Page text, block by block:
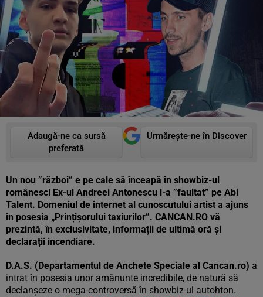
Adaugă-ne ca sursă
preferată
Urmărește-ne în Discover
Un nou ”război” e pe cale să înceapă în showbiz-ul
românesc! Ex-ul Andreei Antonescu l-a ”faultat” pe Abi
Talent. Domeniul de internet al cunoscutului artist a ajuns
în posesia „Prințișorului taxiurilor”. CANCAN.RO vă
prezintă, în exclusivitate, informații de ultimă oră și
declarații incendiare.
D.A.S. (Departamentul de Anchete Speciale al Cancan.ro) a
intrat în posesia unor amănunte incredibile, de natură să
declanșeze o mega-controversă în showbiz-ul autohton.